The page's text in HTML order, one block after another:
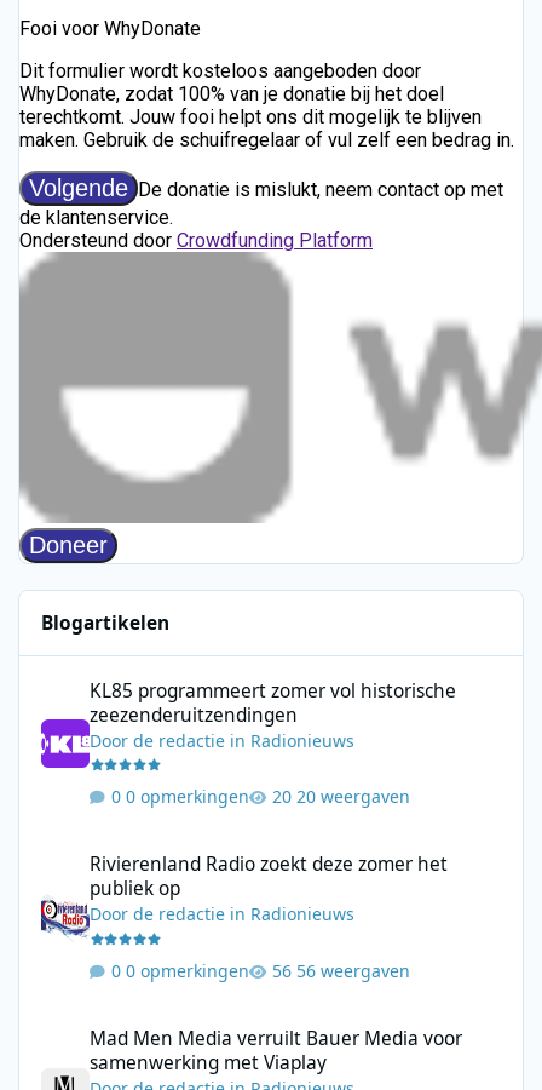
Blogartikelen
KL85 programmeert zomer vol historische
zeezenderuitzendingen
Doorde redactie in Radionieuws
0 opmerkingen 20 weergaven
Rivierenland Radio zoekt deze zomer het
publiek op
Doorde redactie in Radionieuws
0 opmerkingen 56 weergaven
Mad Men Media verruilt Bauer Media voor
samenwerking met Viaplay